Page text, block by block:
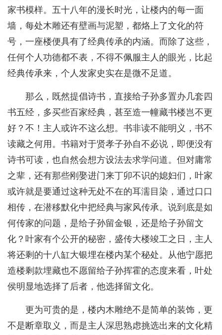
家书模样。五十八年的漫长时光，让楼内的每一面
墙，每处木雕还有壁画与泥塑，都烙上了文化的符
号，一座楼便具有了经典传承的内涵。而除了这些，
任何个人功德都不表，不得不佩服主人的眼光，比起
经典传承来，个人发家史实在是微不足道。
那么，既然提倡诗书，直接给子孙多置办几套四
书五经，多买些百家经典，甚至造一幢藏书楼岂不更
好？不！主人或许不这么想。书非读不能明义，书不
读藏之何用。书籍对于贤孝子孙自不必说，即便没有
诗书可读，也自然会想方设法去求学问道。但对庸常
之辈，还有那些刚娶进门来丁卯不识的媳妇们，叶家
或许就是要通过这种无处不在的耳濡目染，通过口口
相传，在潜移默化中把经典与家风传承。说到底是如
何传家的问题，是给子孙留金银，还是给子孙留文
化？叶家有个公开的秘密，盛传大楼竣工之日，主人
将还剩的十八缸大银埋在楼内某个秘处。从他宁愿把
造楼剩款埋藏也不愿留给子孙挥霍的态度来看，叶处
侯明显地选择了后者，他选择留文化。
更为可贵的是，楼内木雕绝不是简单的装饰，更
不是断章取义，而是主人深思熟虑挑选出来的文化精